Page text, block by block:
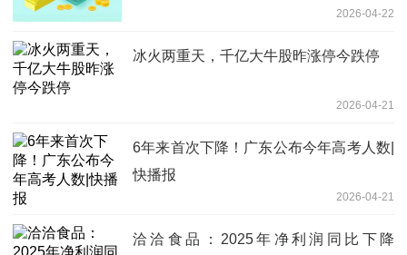
2026-04-22
冰火两重天，千亿大牛股昨涨停今跌停
2026-04-21
6年来首次下降！广东公布今年高考人数|
快播报
2026-04-21
洽洽食品：2025年净利润同比下降